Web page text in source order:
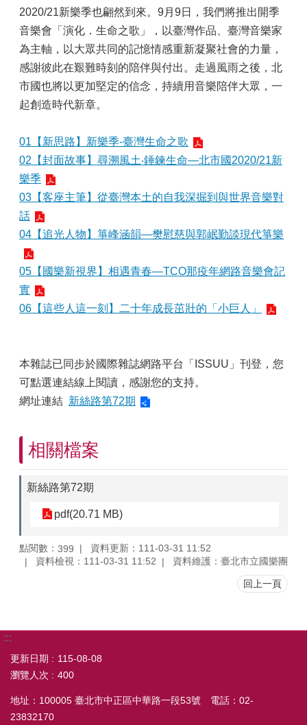
2020/21新樂季也翩然到來。9月9日，我們將推出開季
音樂會「演化．生命之歌」，以臺灣作品、臺灣音樂家
為主軸，以大眾共同的記憶情感重新凝聚社會的力量，
感謝彼此在艱難時刻的陪伴與付出。走過風雨之後，北
市國也將以更加堅定的信念，持續用音樂陪伴大眾，一
起創造時代新章。
01【新思路】新樂季-臺灣生命之歌
02【封面故事】尋溯風土‧錘鍊生命—北市國2020/21新
樂季
03【客座主筆】從臺灣本土的自我深掘到與世界音樂對
話
04【追光人物】箏峰涵韻—樊慰慈與郭岷勤談現代箏樂
05【國樂新視界】相遇青春—TCO那疫年網路音樂會記
實
06【這些人這一刻】二十年成長茁壯的「小巨人」
本雜誌已同步於國際雜誌網路平台「ISSUU」刊登，您
可點選連結線上閱讀，感謝您的支持。
網址連結 新絲路第72期
相關檔案
新絲路第72期
pdf(20.71 MB)
點閱數： 399
資料更新：111-03-31 11:52
資料檢視：111-03-31 11:52
資料維護：臺北市立國樂團
回上一頁
:::
更新日期
115-08-08
瀏覽人次
400
地址：100005 臺北市中正區中華路一段53號 電話：02-
23832170